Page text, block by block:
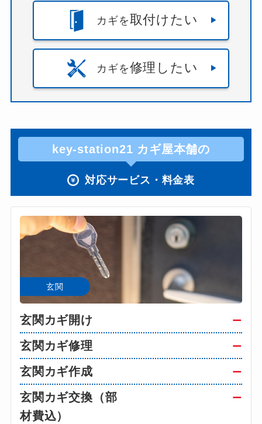
カギを取付けたい
カギを修理したい
key-station21 カギ屋本舗の
対応サービス・料金表
玄関
玄関カギ開け ー
玄関カギ修理 ー
玄関カギ作成 ー
玄関カギ交換（部
材費込）
ー